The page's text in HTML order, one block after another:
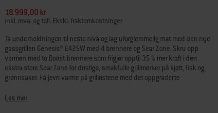
5
stjerner,
gjennomsnittlig
vurderingsverdi.
Read
7
Reviews.
Samme
sidelenke.
18.999,00 kr
inkl. mva. og toll. Ekskl. fraktomkostninger
Ta underholdningen til neste nivå og lag uforglemmelig mat med den nye
gassgrillen Genesis® E425W med 4 brennere og Sear Zone. Skru opp
varmen med to Boost-brennere som frigjør opptil 35 % mer kraft i den
ekstra store Sear Zone for dristige, smakfulle grillmerker på kjøtt, fisk og
grønnsaker. Få jevn varme på grillristene med det oppgraderte
opprettholder en jevn gasstrøm. Dra nytte av et lettlest digitalt termometer
Les mer